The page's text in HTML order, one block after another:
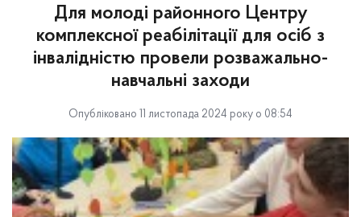
Для молоді районного Центру
комплексної реабілітації для осіб з
інвалідністю провели розважально-
навчальні заходи
Опубліковано 11 листопада 2024 року о 08:54